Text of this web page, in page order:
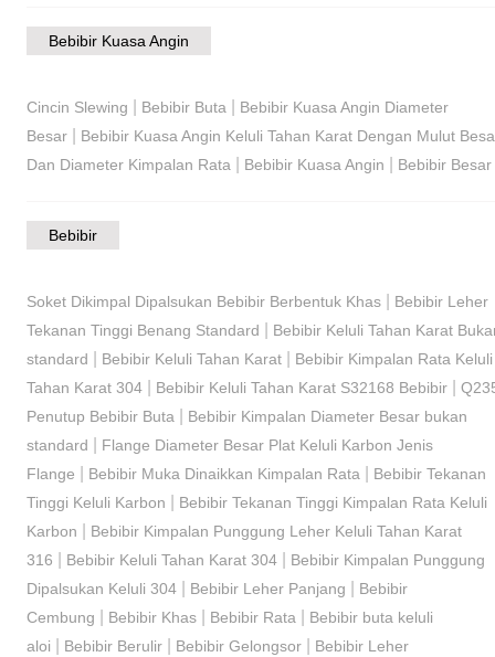
Bebibir Kuasa Angin
Cincin Slewing Bebibir Buta
Bebibir Kuasa Angin Diameter
Besar| Bebibir Kuasa Angin Keluli Tahan Karat Dengan Mulut
Dan Diameter Kimpalan Rata
Bebibir Kuasa Angin Bebibir Besar
Bebibir
Soket Dikimpal Dipalsukan Bebibir Berbentuk Khas| Bebibir Leher
Tekanan Tinggi Benang Standard
Bebibir Keluli Tahan Karat
standard
Bebibir Keluli Tahan Karat| Bebibir Kimpalan Rata Keluli
Tahan Karat 304| Bebibir Keluli Tahan Karat S32168 Bebibir|
Penutup Bebibir Buta
Bebibir Kimpalan Diameter Besar bukan
standard
Flange Diameter Besar Plat Keluli Karbon Jenis
Flange
Bebibir Muka Dinaikkan Kimpalan Rata
Bebibir Tekanan
Tinggi Keluli Karbon
Bebibir Tekanan Tinggi Kimpalan Rata Keluli
Karbon
Bebibir Kimpalan Punggung Leher Keluli Tahan Karat
316
Bebibir Keluli Tahan Karat 304| Bebibir Kimpalan Punggung
Dipalsukan Keluli 304| Bebibir Leher Panjang
Bebibir
Cembung
Bebibir Khas| Bebibir Rata
Bebibir buta keluli
aloi
Bebibir Berulir| Bebibir Gelongsor| Bebibir Leher